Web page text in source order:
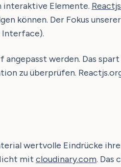
interaktive Elemente.
können. Der Fokus
Interface).
werden. Das
zu überprüfen.
wertvolle Eindrücke
mit cloudinary.com. Das